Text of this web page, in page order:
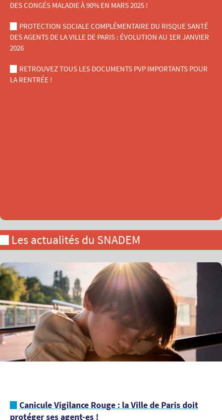
DES CONGÉS MALADIE À 90% EN MARS 2025 !
PROTECTION SOCIALE COMPLÉMENTAIRE DU RISQUE SANTÉ
DES AGENTS DE LA VILLE DE PARIS : ÉVOLUTION AU 1ER JANVIER
2026
RETROUVEZ TOUS LES DOCUMENTS PVP IMPORTANTS POUR
LA RENTRÉE !
Les actualités du SNADEM
Canicule Vigilance Rouge : la Ville de Paris doit
protéger ses agent-es !